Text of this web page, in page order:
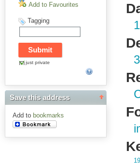
Add to Favourites
Tagging
just private
Save this address
Add to bookmarks